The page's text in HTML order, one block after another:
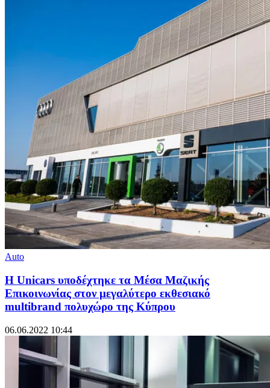
Auto
Η Unicars υποδέχτηκε τα Μέσα Μαζικής
Επικοινωνίας στον μεγαλύτερο εκθεσιακό
multibrand πολυχώρο της Κύπρου
06.06.2022 10:44